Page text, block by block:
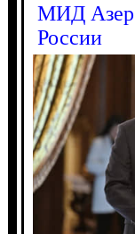
МИД
России